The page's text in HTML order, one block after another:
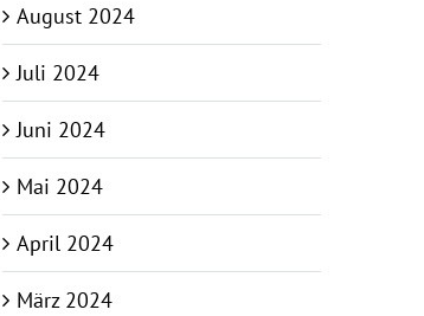
August 2024
Juli 2024
Juni 2024
Mai 2024
April 2024
März 2024